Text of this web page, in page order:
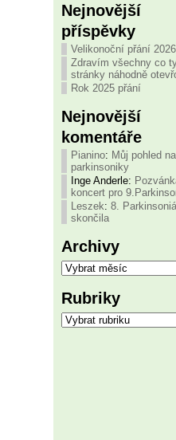
Nejnovější
příspěvky
Velikonoční přání 2026
Zdravím všechny co
stránky náhodně
Rok 2025 přání
Nejnovější
komentáře
Pianino: Můj pohled na
parkinsoniky
Inge Anderle:
koncert pro
Leszek:8.
skončila
Archivy
Archivy
Rubriky
Rubriky